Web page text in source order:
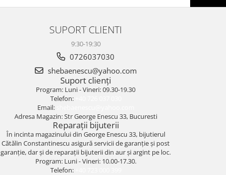
SUPORT CLIENTI
9:30-19:30
0726037030
shebaenescu@yahoo.com
Suport clienți
Program: Luni - Vineri: 09.30-19.30
Telefon:
Email:
Adresa Magazin: Str George Enescu 33, Bucuresti
Reparații bijuterii
În incinta magazinului din George Enescu 33, bijutierul
Cătălin Constantinescu asigură servicii de garanție și post
garanție, dar și de reparații bijuterii din aur și argint pe loc.
Program: Luni - Vineri: 10.00-17.30.
Telefon: